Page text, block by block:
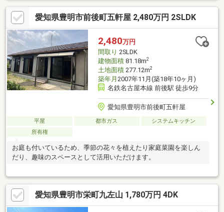
で、二世帯住宅としてもお使いいただけるゆとりある設計です。
≪周辺環境のポイント≫●コーナンまで徒歩５分の身近さ●辻村外
科病院まで徒歩７分です●洲原公園口バス停まで徒歩２分＊徒歩
５分圏内にホームセンターがあり、日々のお買い物がとてもスム
ーズです。 バス停や病院も近く、小さなお子様からお年寄りまで
安心して暮らせる環境が整っています。
愛知県豊明市前後町五軒屋 2,480万円 2SLDK
2,480万円
間取り 2SLDK
建物面積81.18m2
土地面積277.12m2
築年月 2007年11月(築18年10ヶ月)
名鉄名古屋本線 前後駅 徒歩9分
愛知県豊明市前後町五軒屋
平屋 都市ガス
システムキッチン
所有権
お庭も付いているため、季節の花々を植えたり家庭菜園を楽しん
だり、趣味のスペースとして活用いただけます。
愛知県豊明市栄町九左山 1,780万円 4DK